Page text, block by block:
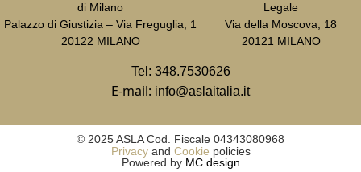
di Milano
Palazzo di Giustizia – Via Freguglia, 1
20122 MILANO
Legale
Via della Moscova, 18
20121 MILANO
Tel: 348.7530626
E-mail: info@aslaitalia.it
© 2025 ASLA Cod. Fiscale 04343080968
Privacyand Cookie policies
Powered by MC design